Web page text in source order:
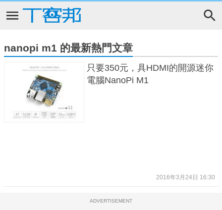
nanopi m1 的最新熱門文章
只要350元，具HDMI的開源迷你
電腦NanoPi M1
2016年3月24日 16:30
ADVERTISEMENT